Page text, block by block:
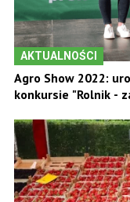
AKTUALNOŚCI
Agro Show 2022:
konkursie "Rolnik -